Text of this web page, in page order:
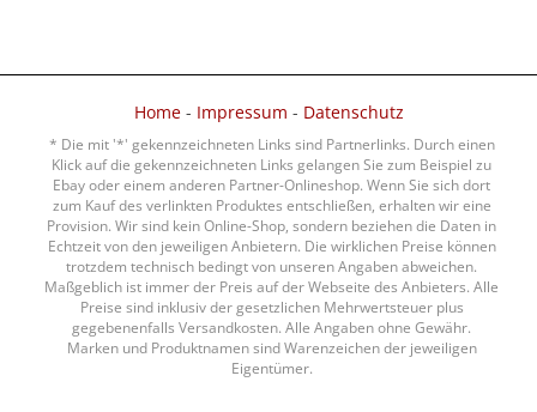
Home- Impressum - Datenschutz
* Die mit '*' gekennzeichneten Links sind Partnerlinks. Durch einen
Klick auf die gekennzeichneten Links gelangen Sie zum Beispiel zu
Ebay oder einem anderen Partner-Onlineshop. Wenn Sie sich dort
zum Kauf des verlinkten Produktes entschließen, erhalten wir eine
Provision. Wir sind kein Online-Shop, sondern beziehen die Daten in
Echtzeit von den jeweiligen Anbietern. Die wirklichen Preise können
trotzdem technisch bedingt von unseren Angaben abweichen.
Maßgeblich ist immer der Preis auf der Webseite des Anbieters. Alle
Preise sind inklusiv der gesetzlichen Mehrwertsteuer plus
gegebenenfalls Versandkosten. Alle Angaben ohne Gewähr.
Marken und Produktnamen sind Warenzeichen der jeweiligen
Eigentümer.